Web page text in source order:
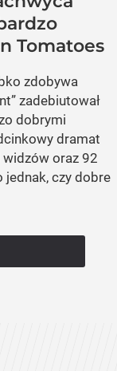
Tomatoes
zdobywa
zadebiutował
dobrymi
dramat
oraz 92
jednak, czy dobre